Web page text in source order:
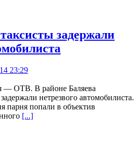
задержали
23:29
— ОТВ. В районе Баляева
нетрезвого автомобилиста.
парня попали в объектив
[...]